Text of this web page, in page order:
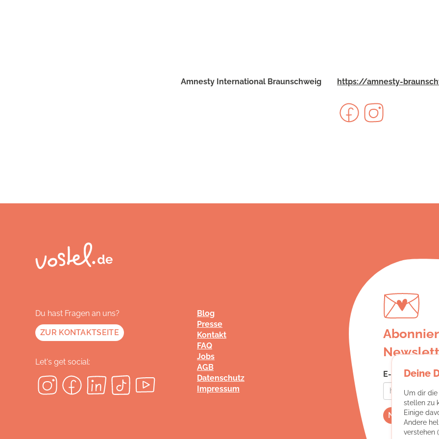
Amnesty International Braunschweig https://amnesty-
E-Mail-
Blog
Presse
Kontakt
FAQ
Jobs
AGB
Datenschutz
Impressum
Du hast Fragen an uns?
ZUR KONTAKTSEITE
Let's get social:
Deine
Um dir die
stellen zu
Einige
Andere
verstehen